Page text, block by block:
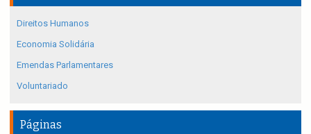
Direitos Humanos
Economia Solidária
Emendas Parlamentares
Voluntariado
Páginas